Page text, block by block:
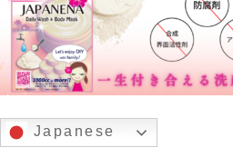
Japanese